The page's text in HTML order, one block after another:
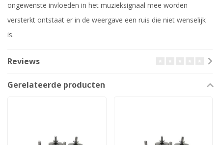
ongewenste invloeden in het muzieksignaal mee worden
versterkt ontstaat er in de weergave een ruis die niet wenselijk
is.
Reviews
Gerelateerde producten